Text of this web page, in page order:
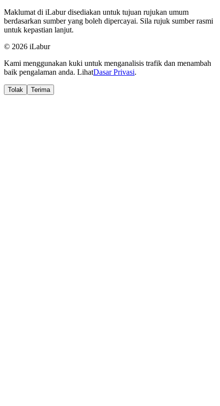
Maklumat di iLabur disediakan untuk tujuan rujukan umum
berdasarkan sumber yang boleh dipercayai. Sila rujuk sumber rasmi
untuk kepastian lanjut.
© 2026 iLabur
Kami menggunakan kuki untuk menganalisis trafik dan menambah
baik pengalaman anda. LihatDasar Privasi.
Tolak Terima